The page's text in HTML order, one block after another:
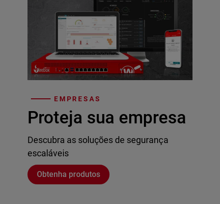
EMPRESAS
Proteja sua empresa
Descubra as soluções de segurança
escaláveis
Obtenha produtos